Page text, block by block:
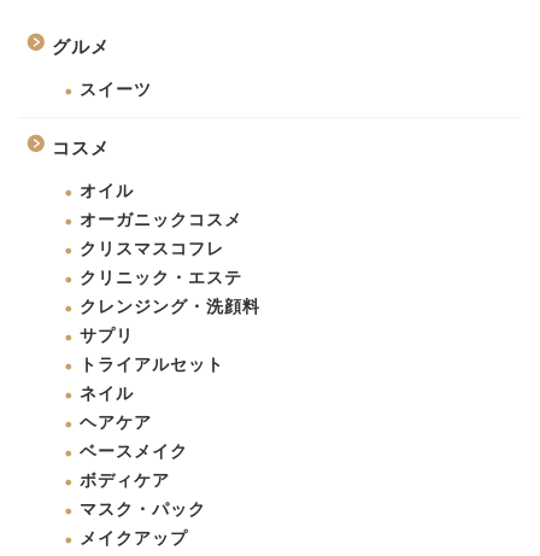
グルメ
スイーツ
コスメ
オイル
オーガニックコスメ
クリスマスコフレ
クリニック・エステ
クレンジング・洗顔料
サプリ
トライアルセット
ネイル
ヘアケア
ベースメイク
ボディケア
マスク・パック
メイクアップ